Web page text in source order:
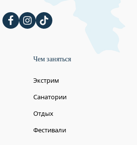
Чем заняться
Экстрим
Санатории
Отдых
Фестивали